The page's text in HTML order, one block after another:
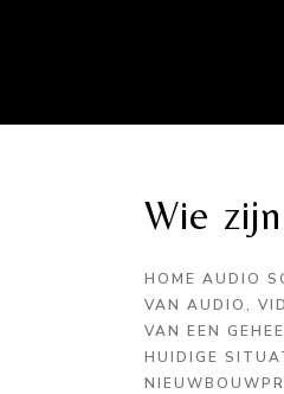
Wie
HOME AUDIO
VAN AUDIO,
VAN EEN
HUIDIGE